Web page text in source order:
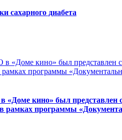
сахарного диабета
«Доме кино» был представлен
рамках программы